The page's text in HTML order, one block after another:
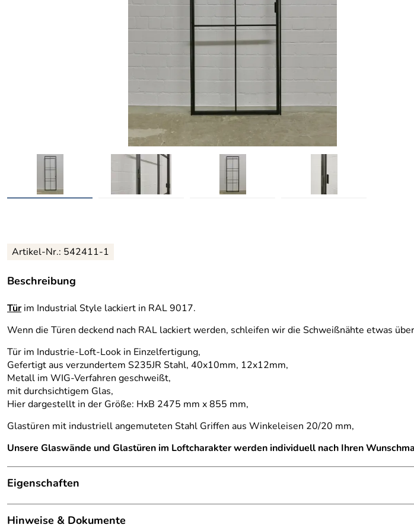
Artikel-Nr.: 542411-1
Beschreibung
Türim Industrial Style lackiert in RAL 9017.
Wenn die Türen deckend nach RAL lackiert werden, schleifen wir die Schweißnähte etwas
Tür im Industrie-Loft-Look in Einzelfertigung,
Gefertigt aus verzundertem S235JR Stahl, 40x10mm, 12x12mm,
Metall im WIG-Verfahren geschweißt,
mit durchsichtigem Glas,
Hier dargestellt in der Größe: HxB 2475 mm x 855 mm,
Glastüren mit industriell angemuteten Stahl Griffen aus Winkeleisen 20/20 mm,
Unsere Glaswände und Glastüren im Loftcharakter werden individuell nach Ihren
Eigenschaften
Glastrennwand
Hinweise & Dokumente